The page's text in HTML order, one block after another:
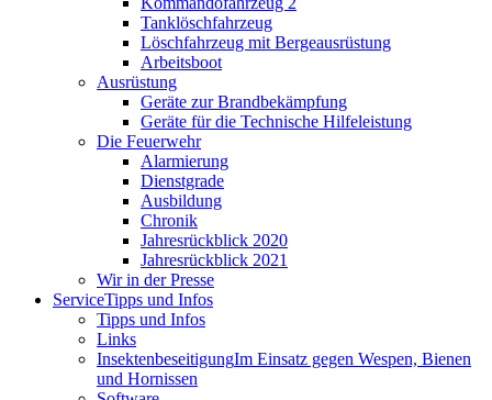
Tanklöschfahrzeug
Löschfahrzeug mit Bergeausrüstung
Arbeitsboot
Ausrüstung
Geräte zur Brandbekämpfung
Geräte für die Technische Hilfeleistung
Die Feuerwehr
Alarmierung
Dienstgrade
Ausbildung
Chronik
Jahresrückblick 2020
Jahresrückblick 2021
Wir in der Presse
ServiceTipps und Infos
Tipps und Infos
Links
InsektenbeseitigungIm Einsatz gegen Wespen, Bienen
und Hornissen